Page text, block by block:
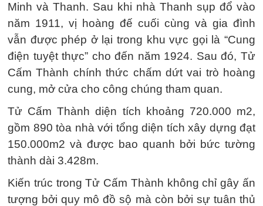
Minh và Thanh. Sau khi nhà Thanh sụp đổ vào
năm 1911, vị hoàng đế cuối cùng và gia đình
vẫn được phép ở lại trong khu vực gọi là “Cung
điện tuyệt thực” cho đến năm 1924. Sau đó, Tử
Cấm Thành chính thức chấm dứt vai trò hoàng
cung, mở cửa cho công chúng tham quan.
Tử Cấm Thành diện tích khoảng 720.000 m2,
gồm 890 tòa nhà với tổng diện tích xây dựng đạt
150.000m2 và được bao quanh bởi bức tường
thành dài 3.428m.
Kiến trúc trong Tử Cấm Thành không chỉ gây ấn
tượng bởi quy mô đồ sộ mà còn bởi sự tuân thủ